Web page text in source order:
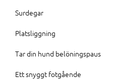
Surdegar
Platsliggning
Tar din hund belöningspaus
Ett snyggt fotgående